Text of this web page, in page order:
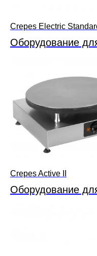
Crepes Electric
Оборудование
Crepes Active II
Оборудование